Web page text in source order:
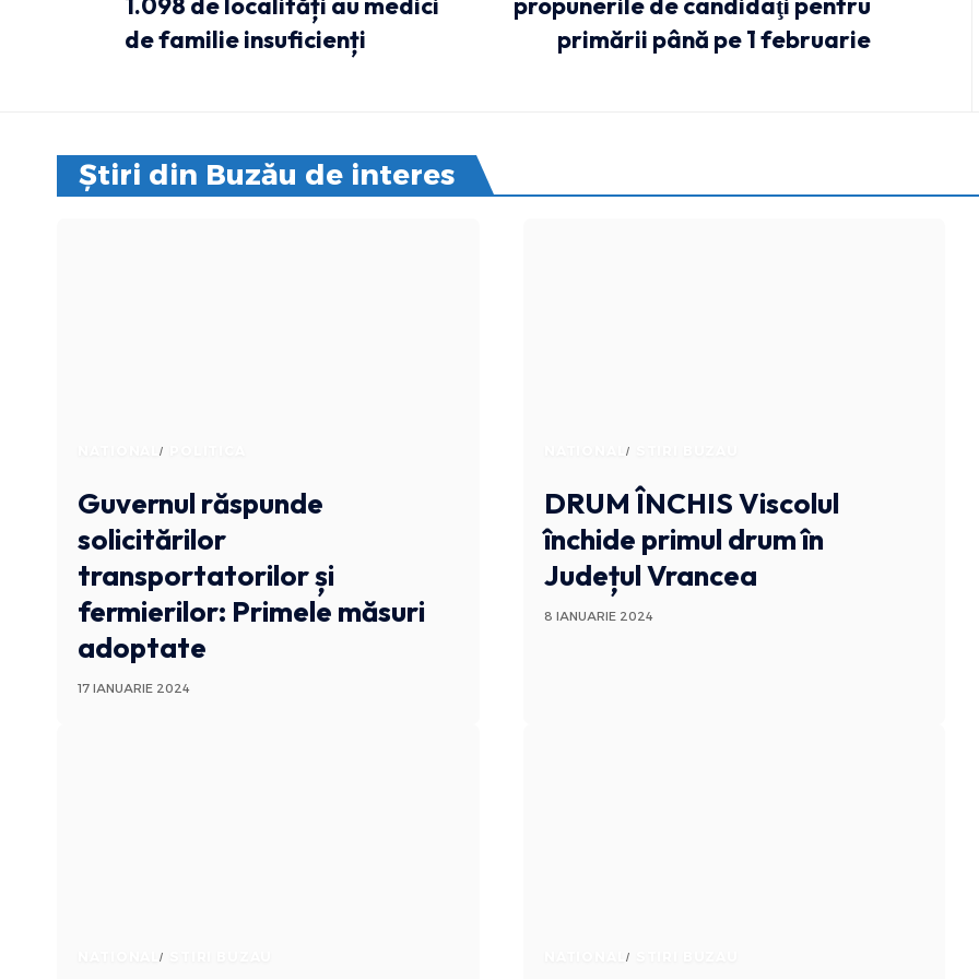
de familie insuficienți
primării până pe 1 februarie
Știri din Buzău de interes
NATIONAL
Guvernul răspunde
solicitărilor
transportatorilor și
fermierilor: Primele măsuri
adoptate
17 IANUARIE 2024
NATIONAL
DRUM ÎNCHISViscolul
închide primul drum în
Județul Vrancea
8 IANUARIE 2024
NATIONAL NATIONAL